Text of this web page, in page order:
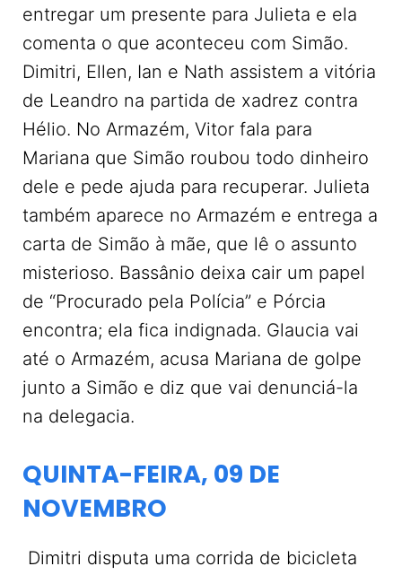
entregar um presente para Julieta e ela
comenta o que aconteceu com Simão.
Dimitri, Ellen, Ian e Nath assistem a vitória
de Leandro na partida de xadrez contra
Hélio. No Armazém, Vitor fala para
Mariana que Simão roubou todo dinheiro
dele e pede ajuda para recuperar. Julieta
também aparece no Armazém e entrega a
carta de Simão à mãe, que lê o assunto
misterioso. Bassânio deixa cair um papel
de “Procurado pela Polícia” e Pórcia
encontra; ela fica indignada. Glaucia vai
até o Armazém, acusa Mariana de golpe
junto a Simão e diz que vai denunciá-la
na delegacia.
QUINTA-FEIRA, 09 DE
NOVEMBRO
Dimitri disputa uma corrida de bicicleta